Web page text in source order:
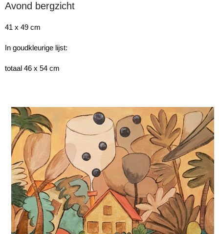
Avond bergzicht
41 x 49 cm
In goudkleurige lijst:
totaal 46 x 54 cm